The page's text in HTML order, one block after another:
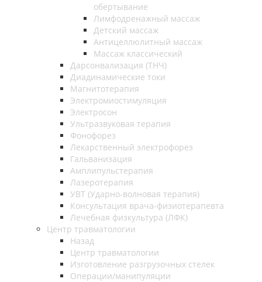
обертывание
Лимфодренажный массаж
Детский массаж
Антицеллюлитный массаж
Массаж классический
Дарсонвализация (ТНЧ)
Диадинамические токи
Магнитотерапия
Электромиостимуляция
Электросон
Ультразвуковая терапия
Фонофорез
Лекарственный электрофорез
Гальванизация
Амплипульстерапия
Лазеротерапия
УВТ (Ударно-волновая терапия)
Консультация врача-физиотерапевта
Лечебная физкультура (ЛФК)
Центр травматологии
Назад
Центр травматологии
Изготовление разгрузочных стелек
Операции/манипуляции